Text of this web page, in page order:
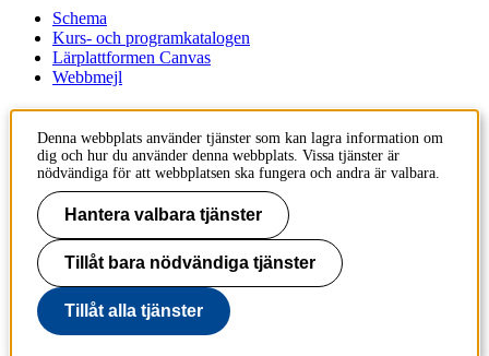
Schema
Kurs- och programkatalogen
Lärplattformen Canvas
Webbmejl
Kontakt
KTH
100 44 Stockholm
+46 8 790 60 00
Kontakta KTH
Jobba på KTH
Press och media
Faktura och betalning KTH
Om KTH:s webbplatser
Denna webbplats använder tjänster som kan lagra information om
dig och hur du använder denna webbplats. Vissa tjänster är
nödvändiga för att webbplatsen ska fungera och andra är valbara.
Hantera valbara tjänster
Tillåt bara nödvändiga tjänster
Tillåt alla tjänster